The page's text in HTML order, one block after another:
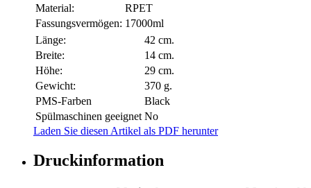
Material:
RPET
Fassungsvermögen: 17000ml
Länge:
42 cm.
Breite:
14 cm.
Höhe:
29 cm.
Gewicht:
370 g.
PMS-Farben
Black
Spülmaschinen geeignet No
Laden Sie diesen Artikel als PDF herunter
Druckinformation